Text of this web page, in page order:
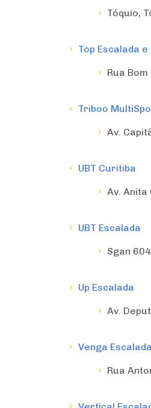
Tóquio,
Top Escalada e
Rua
Triboo
Av.
UBT Curitiba
Av. Anita
UBT Escalada
Sgan
Up Escalada
Av.
Venga
Rua